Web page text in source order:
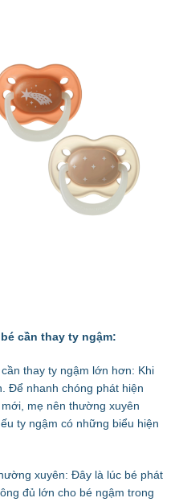
cần thay ty ngậm:
thay ty ngậm lớn hơn: Khi
Để nhanh chóng phát hiện
mẹ nên thường xuyên
ty ngậm có những biểu hiện
xuyên: Đây là lúc bé phát
đủ lớn cho bé ngậm trong